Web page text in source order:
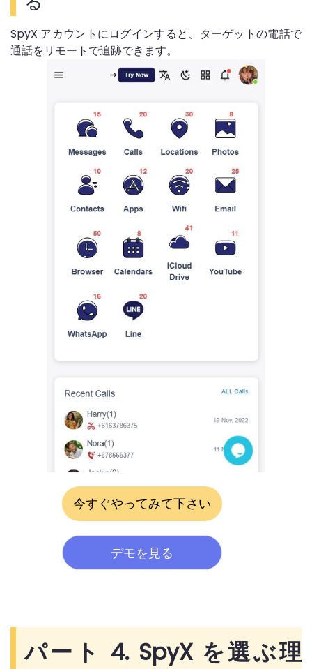
SpyX アカウントにログインすると、ターゲットの電話で
通話をリモートで追跡できます。
今すぐやってみて下さい
デモを見る
パート 4. SpyX を選ぶ理